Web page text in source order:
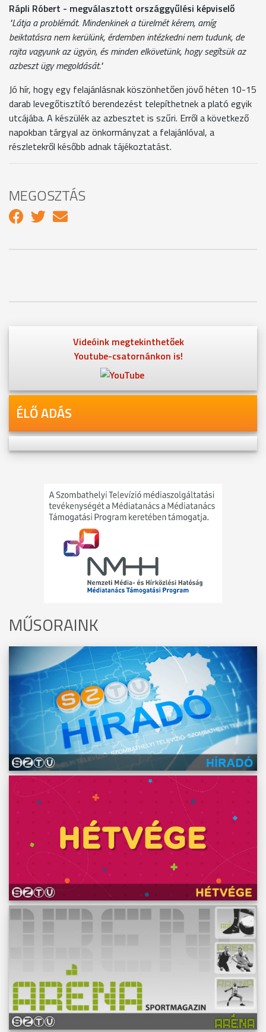
Rápli Róbert - megválasztott országgyűlési képviselő
"Látja a problémát. Mindenkinek a türelmét kérem, amíg
beiktatásra nem kerülünk, érdemben intézkedni nem tudunk, de
rajta vagyunk az ügyön, és minden elkövetünk, hogy segítsük az
azbeszt ügy megoldását."
Jó hír, hogy egy felajánlásnak köszönhetően jövő héten 10-15
darab levegőtisztító berendezést telepíthetnek a plató egyik
utcájába. A készülék az azbesztet is szűri. Erről a következő
napokban tárgyal az önkormányzat a felajánlóval, a
részletekről később adnak tájékoztatást.
MEGOSZTÁS
Videóink megtekinthetőek
Youtube-csatornánkon is!
ÉLŐ ADÁS
MŰSORAINK